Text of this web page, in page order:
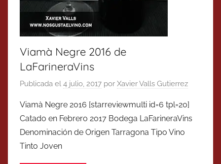
Viamà Negre 2016 de
LaFarineraVins
Publicada el 4 julio, 2017 por Xavier Valls Gutierrez
Viamà Negre 2016 [starreviewmulti id=6 tpl=20]
Catado en Febrero 2017 Bodega LaFarineraVins
Denominación de Origen Tarragona Tipo Vino
Tinto Joven